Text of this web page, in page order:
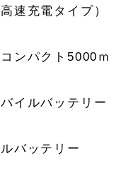
速充電タイプ）
ンパクト5000ｍ
イルバッテリー
バッテリー